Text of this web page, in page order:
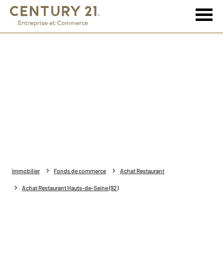
Immobilier Fonds de commerce Achat Restaurant
Achat Restaurant Hauts-de-Seine (92)